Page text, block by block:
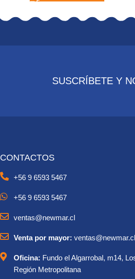
SUSCRÍBETE Y
CONTACTOS
+56 9 6593 5467
+56 9 6593 5467
ventas@newmar.cl
Venta por mayor: ventas@newmar.cl
Oficina: Fundo el Algarrobal, m14,
Región Metropolitana